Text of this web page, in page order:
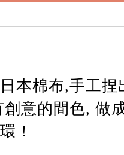
本棉布,手工捏
意的間色, 做
！